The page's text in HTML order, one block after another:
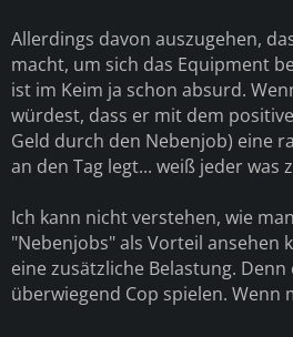
Allerdings davon auszugehen,
macht, um sich das Equipment
ist im Keim ja schon absurd.
würdest, dass er mit dem
Geld durch den Nebenjob) eine
an den Tag legt... weiß jeder was
Ich kann nicht verstehen, wie
"Nebenjobs" als Vorteil ansehen
eine zusätzliche Belastung.
überwiegend Cop spielen. Wenn